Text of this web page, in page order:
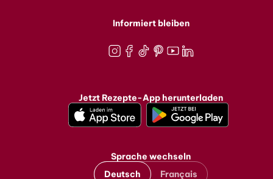
Informiert bleiben
Jetzt Rezepte-App herunterladen
Sprache wechseln
Deutsch
Français